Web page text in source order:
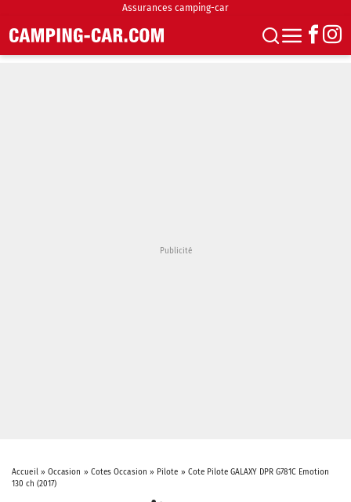
Assurances camping-car
Accueil» Occasion » Cotes Occasion » Pilote » Cote Pilote GALAXY DPR G781C Emotion
130 ch (2017)